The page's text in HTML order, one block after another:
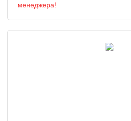
менеджера!